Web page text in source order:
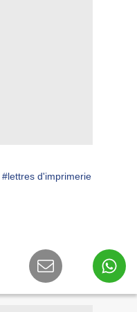
#lettres d'imprimerie